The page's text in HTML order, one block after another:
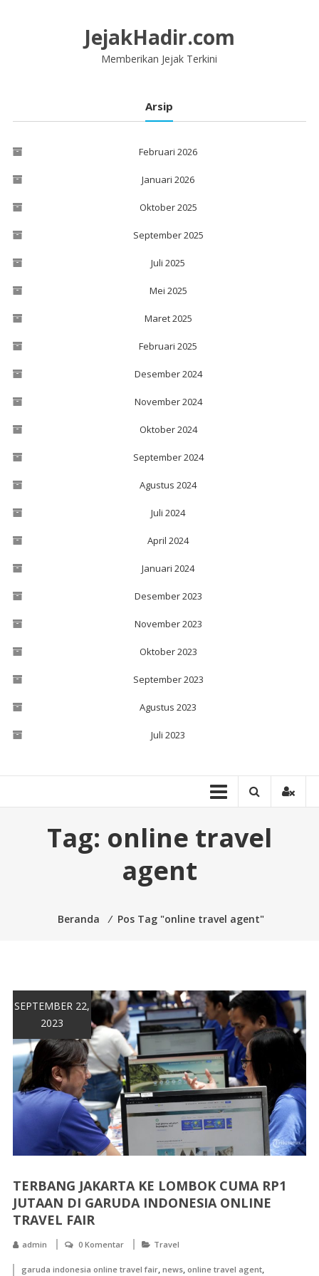
JejakHadir.com
Memberikan Jejak Terkini
Arsip
Februari 2026
Januari 2026
Oktober 2025
September 2025
Juli 2025
Mei 2025
Maret 2025
Februari 2025
Desember 2024
November 2024
Oktober 2024
September 2024
Agustus 2024
Juli 2024
April 2024
Januari 2024
Desember 2023
November 2023
Oktober 2023
September 2023
Agustus 2023
Juli 2023
Tag: online travel
agent
Beranda ⁄ Pos Tag "online travel agent"
SEPTEMBER 22,
2023
TERBANG JAKARTA KE LOMBOK CUMA RP1
JUTAAN DI GARUDA INDONESIA ONLINE
TRAVEL FAIR
admin 0 Komentar Travel
garuda indonesia online travel fair, news, online travel agent,